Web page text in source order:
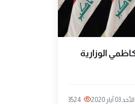
الوزارية
الأحد 03 آيار 2020 3524